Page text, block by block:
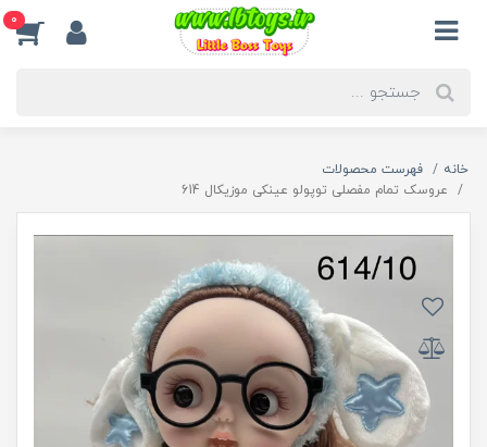
0
خانه
فهرست محصولات
عروسک تمام مفصلی توپولو عینکی موزيکال 614